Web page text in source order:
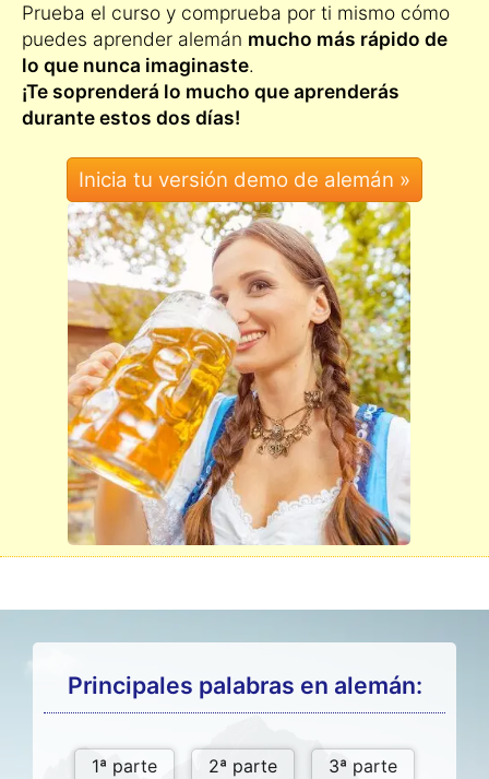
Prueba el curso y comprueba por ti mismo cómo
puedes aprender alemán mucho más rápido de
lo que nunca imaginaste.
¡Te soprenderá lo mucho que aprenderás
durante estos dos días!
Principales palabras en alemán: